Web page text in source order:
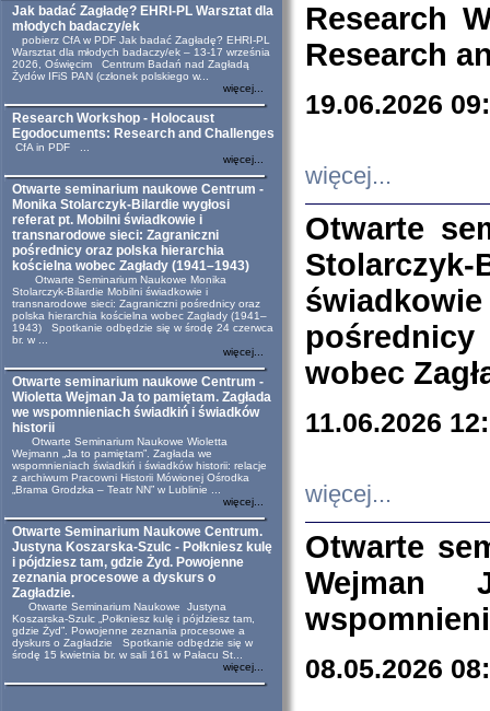
Jak badać Zagładę? EHRI-PL Warsztat dla
młodych badaczy/ek
pobierz CfA w PDF Jak badać Zagładę? EHRI-PL
Warsztat dla młodych badaczy/ek – 13-17 września
2026, Oświęcim Centrum Badań nad Zagładą
Żydów IFiS PAN (członek polskiego w...
więcej...
Research Workshop - Holocaust
Egodocuments: Research and Challenges
CfA in PDF ...
więcej...
Otwarte seminarium naukowe Centrum -
Monika Stolarczyk-Bilardie wygłosi
referat pt. Mobilni świadkowie i
transnarodowe sieci: Zagraniczni
pośrednicy oraz polska hierarchia
kościelna wobec Zagłady (1941–1943)
Otwarte Seminarium Naukowe Monika
Stolarczyk-Bilardie Mobilni świadkowie i
transnarodowe sieci: Zagraniczni pośrednicy oraz
polska hierarchia kościelna wobec Zagłady (1941–
1943) Spotkanie odbędzie się w środę 24 czerwca
br. w ...
więcej...
Otwarte seminarium naukowe Centrum -
Wioletta Wejman Ja to pamiętam. Zagłada
we wspomnieniach świadkiń i świadków
historii
Otwarte Seminarium Naukowe Wioletta
Wejmann „Ja to pamiętam”. Zagłada we
wspomnieniach świadkiń i świadków historii: relacje
z archiwum Pracowni Historii Mówionej Ośrodka
„Brama Grodzka – Teatr NN” w Lublinie ...
więcej...
Otwarte Seminarium Naukowe Centrum.
Justyna Koszarska-Szulc - Połkniesz kulę
i pójdziesz tam, gdzie Żyd. Powojenne
zeznania procesowe a dyskurs o
Zagładzie.
Otwarte Seminarium Naukowe Justyna
Koszarska-Szulc „Połkniesz kulę i pójdziesz tam,
gdzie Żyd”. Powojenne zeznania procesowe a
dyskurs o Zagładzie Spotkanie odbędzie się w
środę 15 kwietnia br. w sali 161 w Pałacu St...
więcej...
Research
Research
19.06.2026
więcej...
Otwarte
wobec
11.06.2026
więcej...
Otwarte
Wejman
08.05.2026